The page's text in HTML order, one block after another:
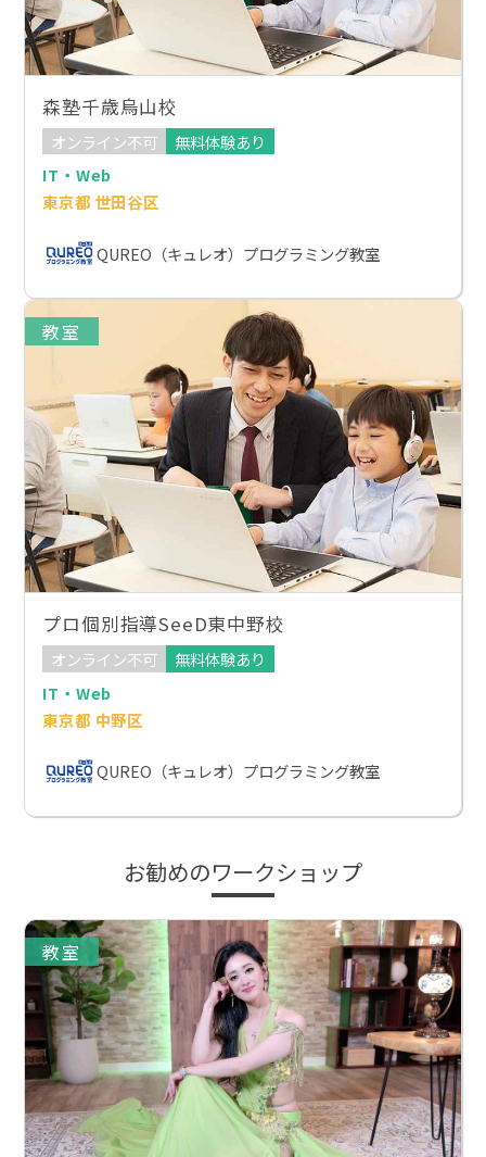
森塾千歳烏山校
オンライン不可
無料体験あり
IT・Web
東京都 世田谷区
QUREO（キュレオ）プログラミング教室
教室
プロ個別指導SeeD東中野校
オンライン不可
無料体験あり
IT・Web
東京都 中野区
QUREO（キュレオ）プログラミング教室
お勧めのワークショップ
教室